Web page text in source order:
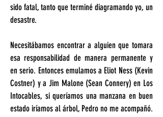
sido fatal, tanto que terminé diagramando yo, un
desastre.
Necesitábamos encontrar a alguien que tomara
esa responsabilidad de manera permanente y
en serio. Entonces emulamos a Eliot Ness (Kevin
Costner) y a Jim Malone (Sean Connery) en Los
Intocables, si queríamos una manzana en buen
estado iríamos al árbol, Pedro no me acompañó.